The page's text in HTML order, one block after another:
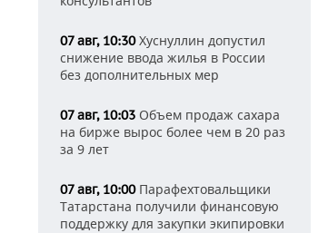
07 авг, 10:30Хуснуллин допустил
снижение ввода жилья в России
без дополнительных мер
07 авг, 10:03 Объем продаж сахара
на бирже вырос более чем в 20 раз
за 9 лет
07 авг, 10:00Парафехтовальщики
Татарстана получили финансовую
поддержку для закупки экипировки